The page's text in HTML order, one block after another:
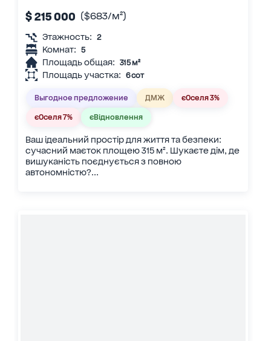
$ 215 000 ($683/м²)
Этажность: 2
Комнат: 5
Площадь общая: 315 м²
Площадь участка: 6 сот
Выгодное предложение ДМЖ єОселя 3%
єОселя 7% єВідновлення
Ваш ідеальний простір для життя та безпеки:
сучасний маєток площею 315 м². Шукаєте дім, де
вишуканість поєднується з повною
автономністю?...